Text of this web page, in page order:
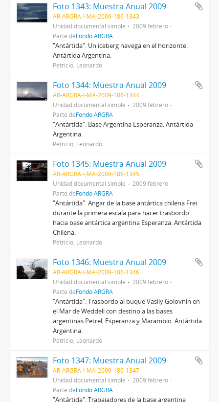
Foto 1343: Muestra Anual 2009
AR-ARGRA-I-MA-2009-186-1343
Unidad documental simple
2009 febrero
Parte deFondo ARGRA
"Antártida". Un iceberg navega en el horizonte.
Antártida Argentina.
Petricio, Leonardo
Foto 1344: Muestra Anual 2009
AR-ARGRA-I-MA-2009-186-1344
Unidad documental simple
2009 febrero
Parte deFondo ARGRA
"Antártida". Base Argentina Esperanza. Antártida
Argentina.
Petricio, Leonardo
Foto 1345: Muestra Anual 2009
AR-ARGRA-I-MA-2009-186-1345
Unidad documental simple
2009 febrero
Parte deFondo ARGRA
"Antártida". Angar de la base antártica chilena Frei
durante la primera escala para hacer trasbordo
hacia base antártica argentina Esperanza. Antártida
Chilena.
Petricio, Leonardo
Foto 1346: Muestra Anual 2009
AR-ARGRA-I-MA-2009-186-1346
Unidad documental simple
2009 febrero
Parte deFondo ARGRA
"Antártida". Trasbordo al buque Vasily Golovnin en
el Mar de Weddell con destino a las bases
argentinas Petrel, Esperanza y Marambio. Antártida
Argentina.
Petricio, Leonardo
Foto 1347: Muestra Anual 2009
AR-ARGRA-I-MA-2009-186-1347
Unidad documental simple
2009 febrero
Parte deFondo ARGRA
"Antártida". Trabajadores de la base argentina